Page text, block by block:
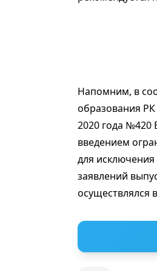
Напомним, в
образования
2020 года №420
введением
для
заявлений
осуществлялся